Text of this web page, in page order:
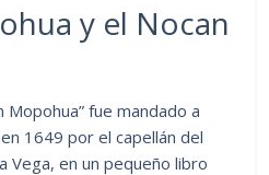
y el Nocan
Mopohua” fue mandado a
1649 por el capellán del
Vega, en un pequeño libro